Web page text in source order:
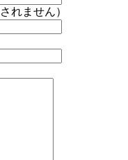
れません）